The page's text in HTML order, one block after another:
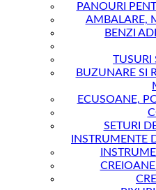
PANOURI
AMBALARE,
BENZI
TUSURI
BUZUNARE SI
ECUSOANE,
SETURI
INSTRUMENTE